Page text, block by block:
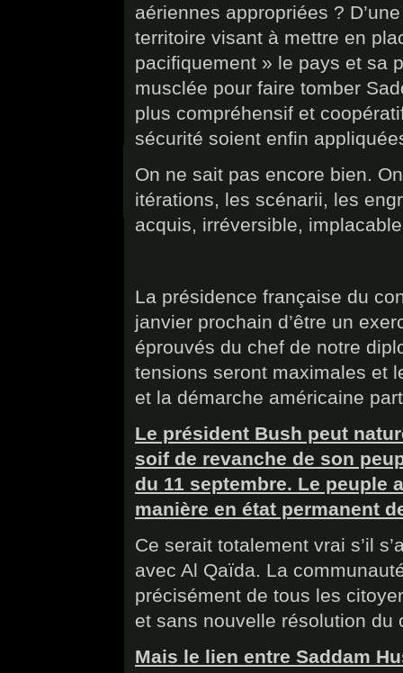
aériennes appropriées ?
territoire visant à mettre en
pacifiquement » le pays et sa
musclée pour faire tomber
plus compréhensif et
sécurité soient enfin
On ne sait pas encore bien.
itérations, les scénarii, les
acquis, irréversible,
La présidence française du
janvier prochain d’être un
éprouvés du chef de notre
tensions seront maximales et
et la démarche américaine
Le président Bush peut
soif de revanche de son
du 11 septembre. Le peuple
manière en état permanent
Ce serait totalement vrai s’il
avec Al Qaïda. La
précisément de tous les
et sans nouvelle résolution du
Mais le lien entre Saddam